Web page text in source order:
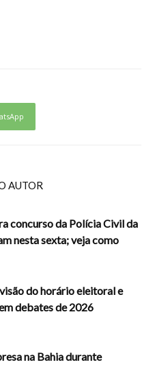
AUTOR
concurso da Polícia Civil da
nesta sexta; veja como
do horário eleitoral e
debates de 2026
na Bahia durante